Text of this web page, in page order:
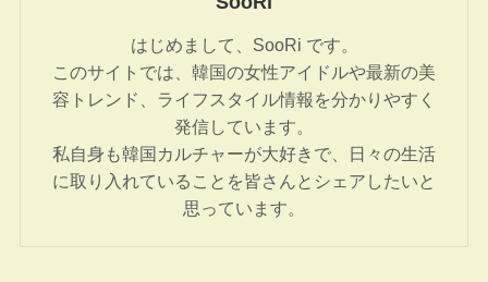
はじめまして、SooRi です。
このサイトでは、韓国の女性アイドルや最新の美
容トレンド、ライフスタイル情報を分かりやすく
発信しています。
私自身も韓国カルチャーが大好きで、日々の生活
に取り入れていることを皆さんとシェアしたいと
思っています。